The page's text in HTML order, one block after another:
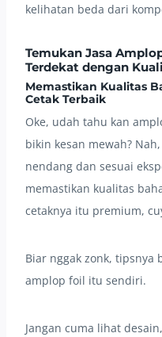
kelihatan beda dari
Temukan Jasa
Terdekat dengan
Memastikan Kualitas
Cetak Terbaik
Oke, udah tahu kan
bikin kesan mewah?
nendang dan sesuai
memastikan kualitas
cetaknya itu premium,
Biar nggak zonk, tipsnya
amplop foil itu sendiri.
Jangan cuma lihat